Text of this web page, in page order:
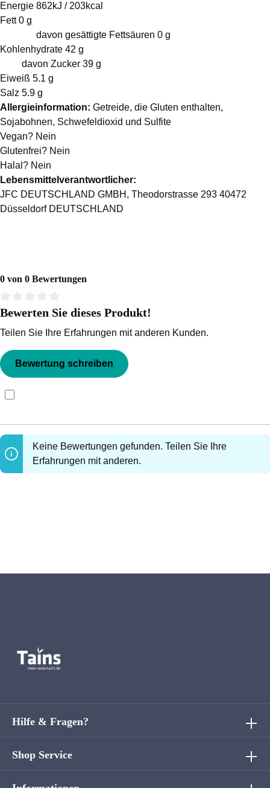
Energie 862kJ / 203kcal
Fett 0 g
davon gesättigte Fettsäuren 0 g
Kohlenhydrate 42 g
davon Zucker 39 g
Eiweiß 5.1 g
Salz 5.9 g
Allergieinformation: Getreide, die Gluten enthalten,
Sojabohnen, Schwefeldioxid und Sulfite
Vegan? Nein
Glutenfrei? Nein
Halal? Nein
Lebensmittelverantwortlicher:
JFC DEUTSCHLAND GMBH, Theodorstrasse 293 40472
Düsseldorf DEUTSCHLAND
0 von 0 Bewertungen
Durchschnittliche Bewertung von 0 von 5 Sternen
Bewerten Sie dieses Produkt!
Teilen Sie Ihre Erfahrungen mit anderen Kunden.
Bewertung schreiben
Keine Bewertungen gefunden. Teilen Sie Ihre
Erfahrungen mit anderen.
Hilfe & Fragen?
Shop Service